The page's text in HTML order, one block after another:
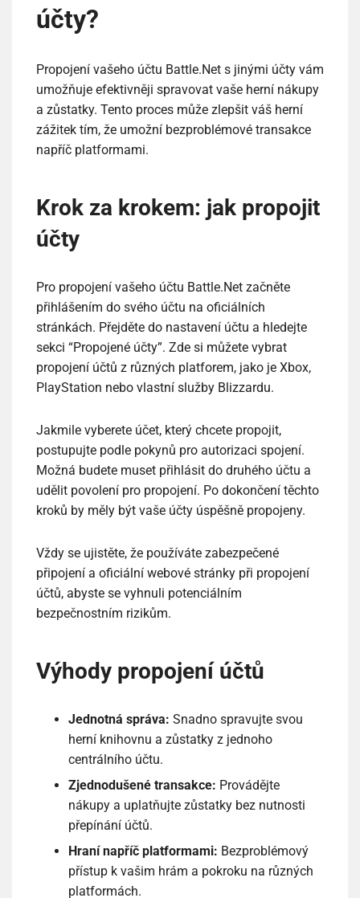
účty?
Propojení vašeho účtu Battle.Net s jinými účty vám
umožňuje efektivněji spravovat vaše herní nákupy
a zůstatky. Tento proces může zlepšit váš herní
zážitek tím, že umožní bezproblémové transakce
napříč platformami.
Krok za krokem: jak propojit
účty
Pro propojení vašeho účtu Battle.Net začněte
přihlášením do svého účtu na oficiálních
stránkách. Přejděte do nastavení účtu a hledejte
sekci “Propojené účty”. Zde si můžete vybrat
propojení účtů z různých platforem, jako je Xbox,
PlayStation nebo vlastní služby Blizzardu.
Jakmile vyberete účet, který chcete propojit,
postupujte podle pokynů pro autorizaci spojení.
Možná budete muset přihlásit do druhého účtu a
udělit povolení pro propojení. Po dokončení těchto
kroků by měly být vaše účty úspěšně propojeny.
Vždy se ujistěte, že používáte zabezpečené
připojení a oficiální webové stránky při propojení
účtů, abyste se vyhnuli potenciálním
bezpečnostním rizikům.
Výhody propojení účtů
Jednotná správa: Snadno spravujte svou
herní knihovnu a zůstatky z jednoho
centrálního účtu.
Zjednodušené transakce: Provádějte
nákupy a uplatňujte zůstatky bez nutnosti
přepínání účtů.
Hraní napříč platformami: Bezproblémový
přístup k vašim hrám a pokroku na různých
platformách.